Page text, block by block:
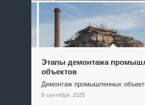
Этапы демонтажа
объектов
Демонтаж промышленных
8 сентября, 2025